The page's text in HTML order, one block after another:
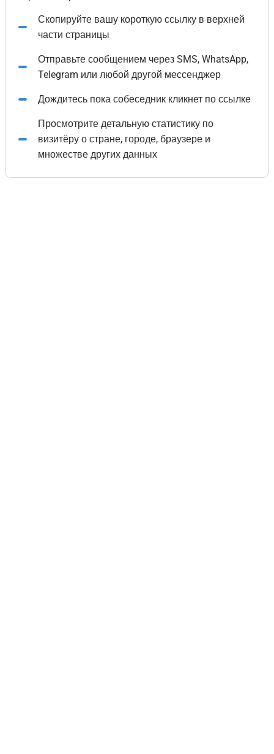
Скопируйте вашу короткую ссылку в верхней
части страницы
Отправьте сообщением через SMS, WhatsApp,
Telegram или любой другой мессенджер
Дождитесь пока собеседник кликнет по ссылке
Просмотрите детальную статистику по
визитёру о стране, городе, браузере и
множестве других данных